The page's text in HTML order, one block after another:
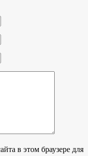
в этом браузере для